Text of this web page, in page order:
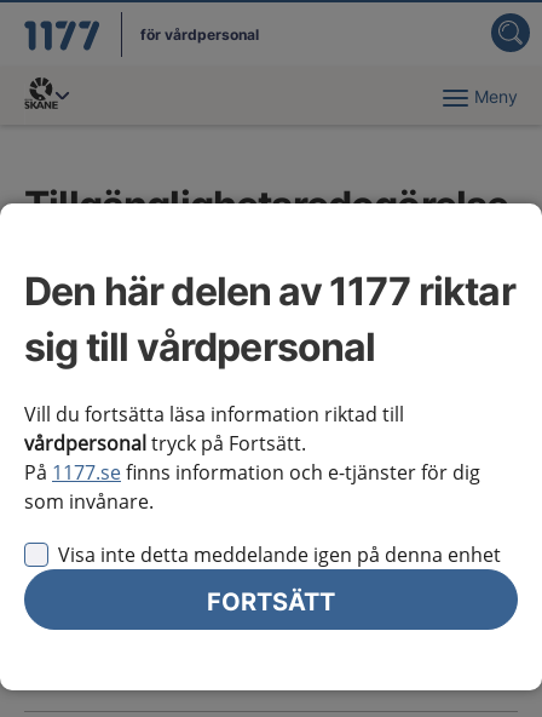
Den här delen av 1177 riktar
sig till vårdpersonal
Vill du fortsätta läsa information riktad till
vårdpersonaltryck på Fortsätt.
På 1177.sefinns information och e-tjänster för dig
som invånare.
Visa inte detta meddelande igen på denna enhet
FORTSÄTT
för vårdpersonal
Du har valt region Meny
Tillgänglighetsredogörelse
Vi vill att alla ska kunna använda 1177 för
vårdpersonal. Det gäller även dig som använder
olika hjälpmedel för att ta del av innehållet. Här
finns information om de brister som vi känner till
och arbetar med att åtgärda.
För att lämna synpunkter för sådant som inte
fungerar för dig kan du kontakta
Hur tillgänglig är webbplatsen?